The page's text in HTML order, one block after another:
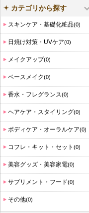
カテゴリから探す
スキンケア・基礎化粧品(0)
日焼け対策・UVケア(0)
メイクアップ(0)
ベースメイク(0)
香水・フレグランス(0)
ヘアケア・スタイリング(0)
ボディケア・オーラルケア(0)
コフレ・キット・セット (0)
美容グッズ・美容家電(0)
サプリメント・フード(0)
その他(0)